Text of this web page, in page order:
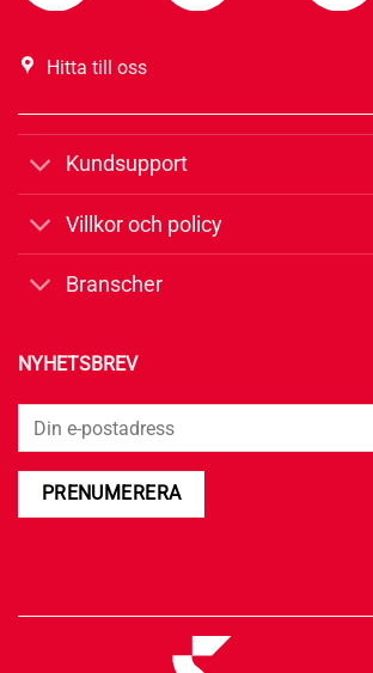
Hitta till oss
Kundsupport
Villkor och policy
Branscher
NYHETSBREV